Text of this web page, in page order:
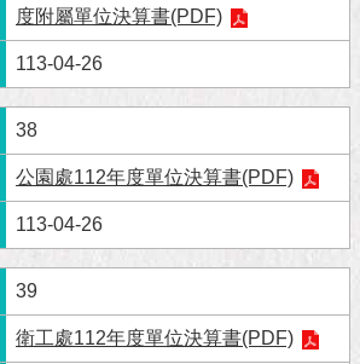
度附屬單位決算書(PDF)
113-04-26
38
公園處112年度單位決算書(PDF)
113-04-26
39
衛工處112年度單位決算書(PDF)